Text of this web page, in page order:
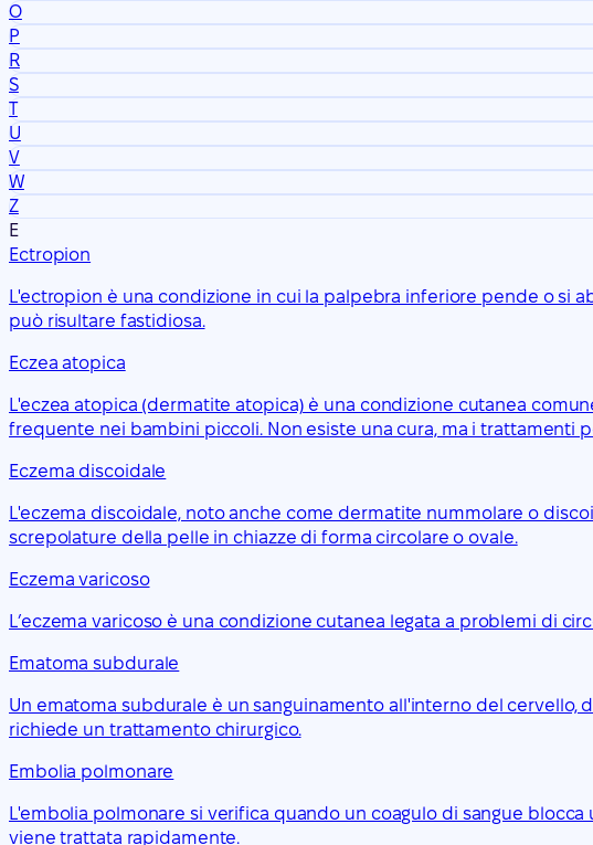
O
P
R
S
T
U
V
W
Z
E
Ectropion
L'ectropion è una condizione in cui la palpebra inferiore pende o si
può risultare fastidiosa.
Eczea atopica
L'eczea atopica (dermatite atopica) è una condizione cutanea
frequente nei bambini piccoli. Non esiste una cura, ma i trattamenti
Eczema discoidale
L'eczema discoidale, noto anche come dermatite nummolare o
screpolature della pelle in chiazze di forma circolare o ovale.
Eczema varicoso
L’eczema varicoso è una condizione cutanea legata a problemi di
Ematoma subdurale
Un ematoma subdurale è un sanguinamento all'interno del cervello,
richiede un trattamento chirurgico.
Embolia polmonare
L'embolia polmonare si verifica quando un coagulo di sangue
viene trattata rapidamente.